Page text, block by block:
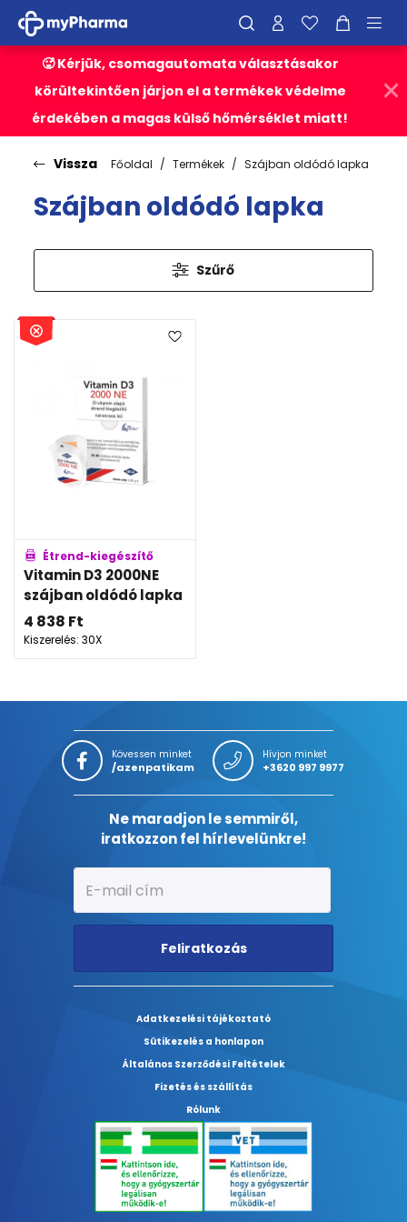
🥵 Kérjük, csomagautomata választásakor
körültekintően járjon el a termékek védelme
érdekében a magas külső hőmérséklet miatt!
Vissza Főoldal Termékek Szájban oldódó lapka
Szájban oldódó lapka
Szűrő
Étrend-kiegészítő
Vitamin D3 2000NE
szájban oldódó lapka
4 838 Ft
Kiszerelés: 30X
Kövessen minket
/azenpatikam
Hívjon minket
+3620 997 9977
Ne maradjon le semmiről,
iratkozzon fel hírlevelünkre!
Feliratkozás
Adatkezelési tájékoztató
Sütikezelés a honlapon
Általános Szerződési Feltételek
Fizetés és szállítás
Rólunk